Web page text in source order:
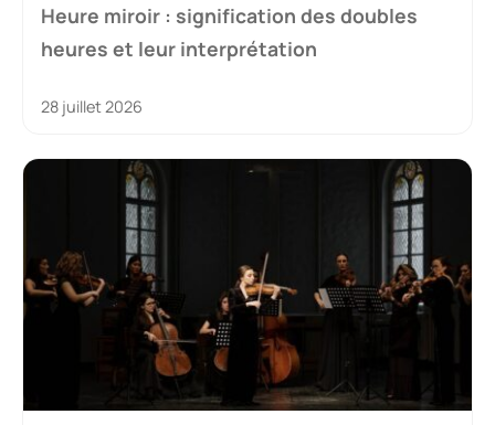
Heure miroir : signification des doubles
heures et leur interprétation
28 juillet 2026